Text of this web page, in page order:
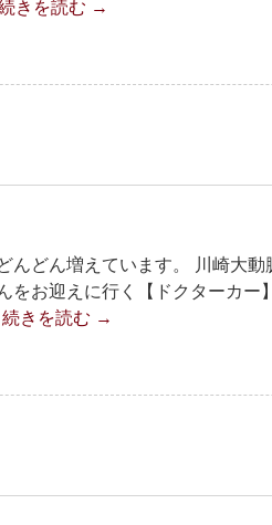
きを読む →
んどん増えています。 川崎大
をお迎えに行く【ドクターカー
続きを読む →